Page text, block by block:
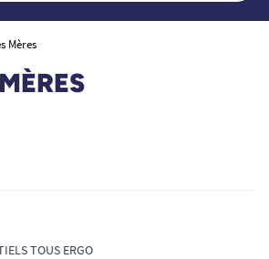
Mères
TOUS ERGO